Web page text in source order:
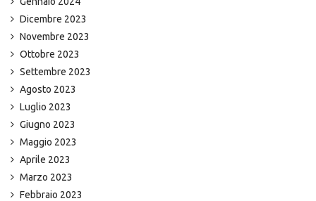
Dicembre 2023
Novembre 2023
Ottobre 2023
Settembre 2023
Agosto 2023
Luglio 2023
Giugno 2023
Maggio 2023
Aprile 2023
Marzo 2023
Febbraio 2023